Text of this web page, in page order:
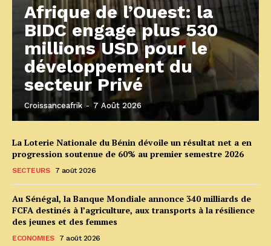
Afrique de l’Ouest: la
BIDC engage plus 530
millions USD pour le
développement du
secteur Privé
Croissanceafrik - 7 Août 2026
La Loterie Nationale du Bénin dévoile un résultat net a en
progression soutenue de 60% au premier semestre 2026
SECTEURS 7 août 2026
Au Sénégal, la Banque Mondiale annonce 340 milliards de
FCFA destinés à l’agriculture, aux transports à la résilience
des jeunes et des femmes
ECONOMIES 7 août 2026